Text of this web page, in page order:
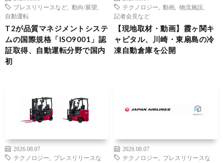
プレスリリースなど
動向/展望
自動運転
T2が品質マネジメントシステ
ムの国際規格「ISO9001」認
証取得、自動運転分野で国内
初
テクノロジー
動画 物流施設
記者会見など
【現地取材・動画】霞ヶ関キ
ャピタル、川崎・東扇島の冷
凍自動倉庫を公開
2026.08.07
テクノロジー
プレスリリースな
2026.08.07
テクノロジー
プレスリリースな